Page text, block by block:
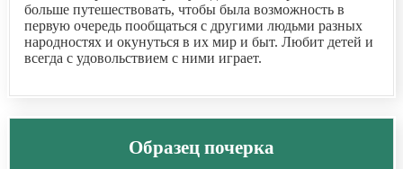
больше путешествовать, чтобы была возможность в
первую очередь пообщаться с другими людьми разных
народностях и окунуться в их мир и быт. Любит детей и
всегда с удовольствием с ними играет.
Образец почерка